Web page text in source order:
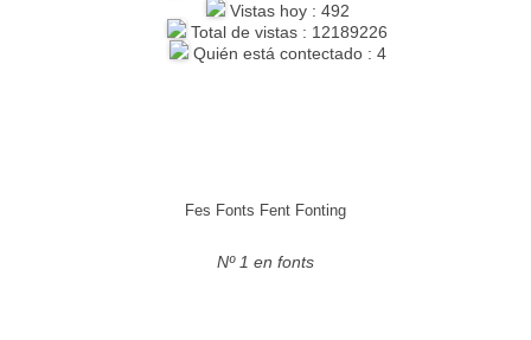
Vistas hoy : 492
Total de vistas : 12189226
Quién está contectado : 4
Fes Fonts Fent Fonting
Nº 1 en fonts